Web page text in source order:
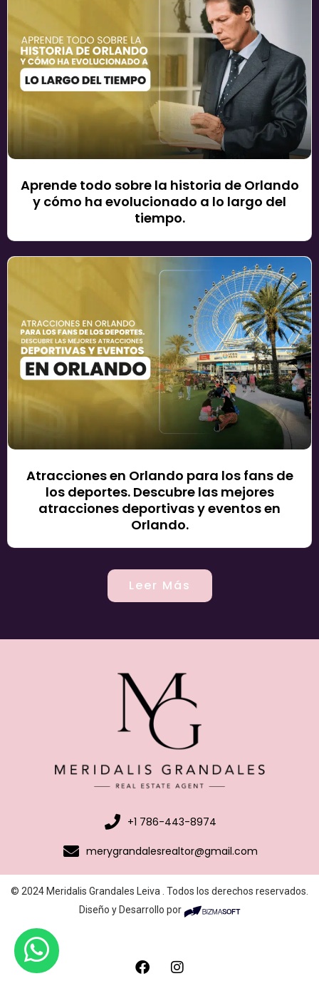
Aprende todo sobre la historia de Orlando
y cómo ha evolucionado a lo largo del
tiempo.
Atracciones en Orlando para los fans de
los deportes. Descubre las mejores
atracciones deportivas y eventos en
Orlando.
Leer Más
+1 786-443-8974
merygrandalesrealtor@gmail.com
© 2024 Meridalis Grandales Leiva . Todos los derechos reservados.
Diseño y Desarrollo por